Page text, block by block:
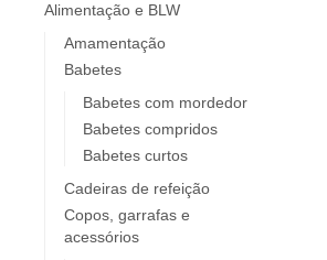
Everyday Baby
ezpz
Fidella
FIIL
FOOOTY
FRESK
FÜRNIS
Giotto / Giotto be-bè
Alimentação e BLW
Amamentação
Babetes
Babetes com mordedor
Babetes compridos
Babetes curtos
Cadeiras de refeição
Copos, garrafas e
acessórios